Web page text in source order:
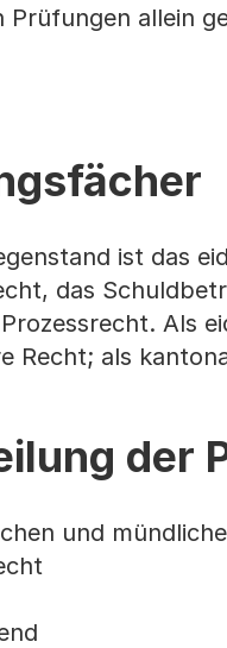
Prüfungen allein
ist das
das
Als
Recht; als
der
und